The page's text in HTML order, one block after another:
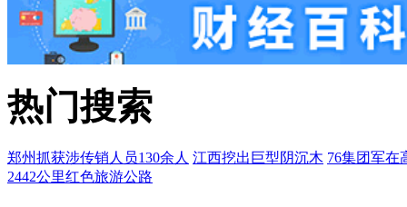
热门搜索
郑州抓获涉传销人员130余人 江西挖出巨型阴沉木 76集团军在
2442公里红色旅游公路